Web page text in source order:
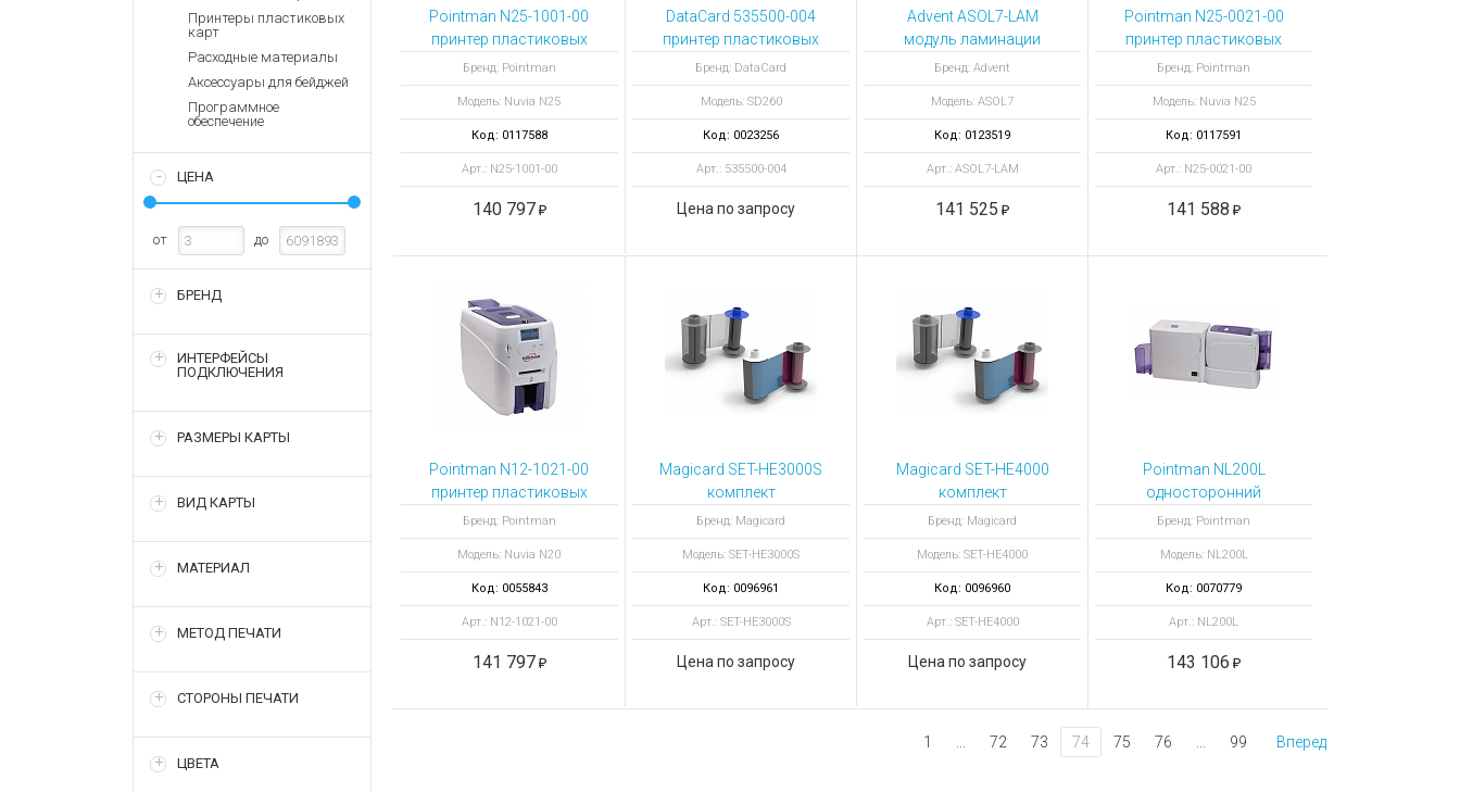
Запасные
Терминалы
оплаты
Зарядные устройства для ноутбуков
Архивные товары
Принтеры пластиковых
карт
Расходные материалы
Аксессуары для бейджей
Программное
обеспечение
ЦЕНА
от до
БРЕНД
ИНТЕРФЕЙСЫ
ПОДКЛЮЧЕНИЯ
РАЗМЕРЫ КАРТЫ
ВИД КАРТЫ
МАТЕРИАЛ
МЕТОД ПЕЧАТИ
СТОРОНЫ ПЕЧАТИ
ЦВЕТА
Pointman N25-1001-00
принтер пластиковых
карт Nuvia N25 с
энкодером магнитной
полосы ISO
Бренд: Pointman
Модель: Nuvia N25
Код: 0117588
Арт.: N25-1001-00
140 797
DataCard 535500-004
принтер пластиковых
карт SD260 + MAG ISO
(H1.M1)
Бренд: DataCard
Модель: SD260
Код: 0023256
Арт.: 535500-004
Цена по запросу
Advent ASOL7-LAM
модуль ламинации
односторонний для
принтера Advent
SOLID-700
Бренд: Advent
Модель: ASOL7
Код: 0123519
Арт.: ASOL7-LAM
141 525
Pointman N25-0021-00
принтер пластиковых
карт Nuvia N25 с
энкодером
бесконтактных смарт-
карт
Бренд: Pointman
Модель: Nuvia N25
Код: 0117591
Арт.: N25-0021-00
141 588
Pointman N12-1021-00
принтер пластиковых
карт Nuvia N20 с
магнитным и
бесконтактным
энкодерами
Бренд: Pointman
Модель: Nuvia N20
Код: 0055843
Арт.: N12-1021-00
141 797
Magicard SET-HE3000S
комплект
полноцветных и
ретрансферных лент
3000 отпечатков
Бренд: Magicard
Модель: SET-HE3000S
Код: 0096961
Арт.: SET-HE3000S
Цена по запросу
Magicard SET-HE4000
комплект
полноцветных и
ретрансферных лент
4000 отпечатков
Бренд: Magicard
Модель: SET-HE4000
Код: 0096960
Арт.: SET-HE4000
Цена по запросу
Pointman NL200L
односторонний
ламинатор к
принтерам N20, N30
оборотная сторона
Бренд: Pointman
Модель: NL200L
Код: 0070779
Арт.: NL200L
143 106
1 72 73 74 75 76 99 Вперед